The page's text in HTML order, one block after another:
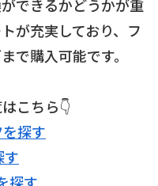
できるかどうかが重
が充実しており、フ
で購入可能です。
こちら👇
探す
す